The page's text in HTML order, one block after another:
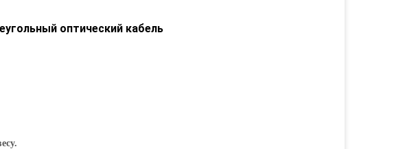
оптический кабель